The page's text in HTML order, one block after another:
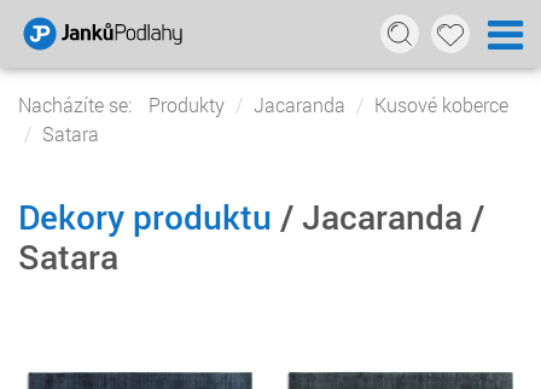
Nacházíte se: Produkty Jacaranda
Kusové koberce
Satara
Dekory produktu / Jacaranda /
Satara